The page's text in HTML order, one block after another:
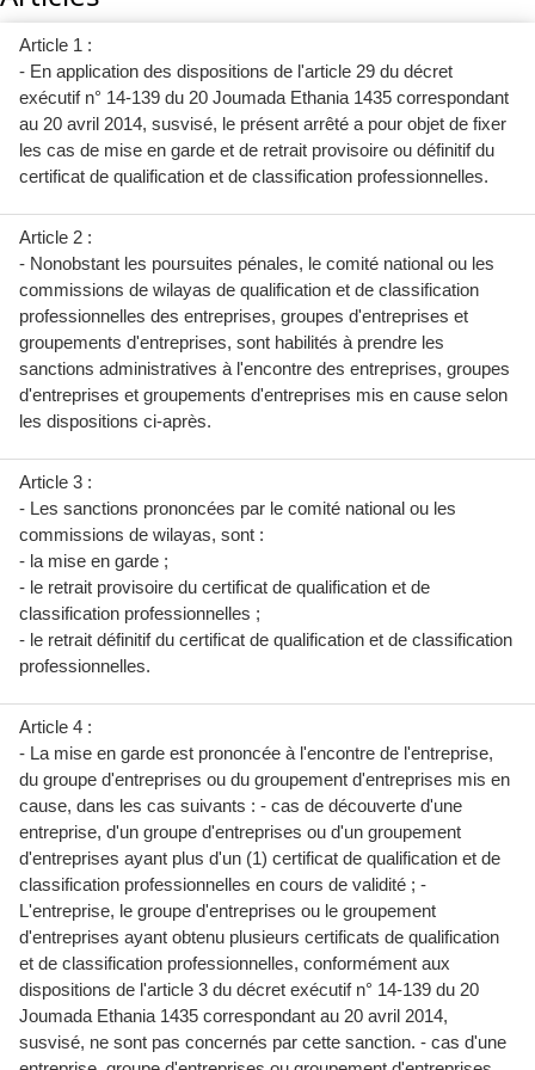
Article 1 :
- En application des dispositions de l'article 29 du décret
exécutif n° 14-139 du 20 Joumada Ethania 1435 correspondant
au 20 avril 2014, susvisé, le présent arrêté a pour objet de fixer
les cas de mise en garde et de retrait provisoire ou définitif du
certificat de qualification et de classification professionnelles.
Article 2 :
- Nonobstant les poursuites pénales, le comité national ou les
commissions de wilayas de qualification et de classification
professionnelles des entreprises, groupes d'entreprises et
groupements d'entreprises, sont habilités à prendre les
sanctions administratives à l'encontre des entreprises, groupes
d'entreprises et groupements d'entreprises mis en cause selon
les dispositions ci-après.
Article 3 :
- Les sanctions prononcées par le comité national ou les
commissions de wilayas, sont :
- la mise en garde ;
- le retrait provisoire du certificat de qualification et de
classification professionnelles ;
- le retrait définitif du certificat de qualification et de classification
professionnelles.
Article 4 :
- La mise en garde est prononcée à l'encontre de l'entreprise,
du groupe d'entreprises ou du groupement d'entreprises mis en
cause, dans les cas suivants : - cas de découverte d'une
entreprise, d'un groupe d'entreprises ou d'un groupement
d'entreprises ayant plus d'un (1) certificat de qualification et de
classification professionnelles en cours de validité ; -
L'entreprise, le groupe d'entreprises ou le groupement
d'entreprises ayant obtenu plusieurs certificats de qualification
et de classification professionnelles, conformément aux
dispositions de l'article 3 du décret exécutif n° 14-139 du 20
Joumada Ethania 1435 correspondant au 20 avril 2014,
susvisé, ne sont pas concernés par cette sanction. - cas d'une